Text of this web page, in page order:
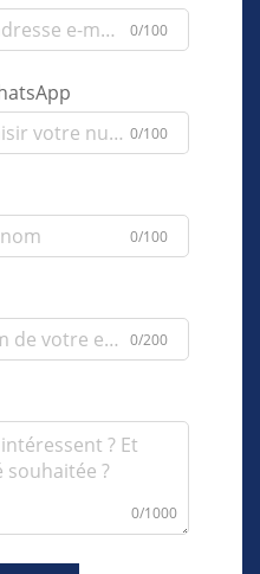
0/100
0/100
0/100
0/200
0/1000